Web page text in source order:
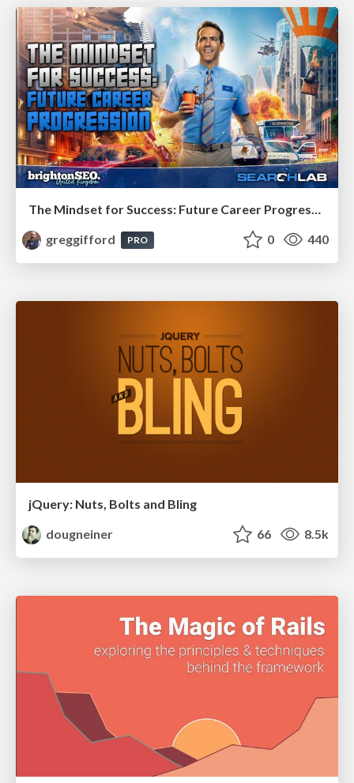
The Mindset for Success: Future Career Progression
greggifford
PRO 0 440
jQuery: Nuts, Bolts and Bling
dougneiner
66 8.5k